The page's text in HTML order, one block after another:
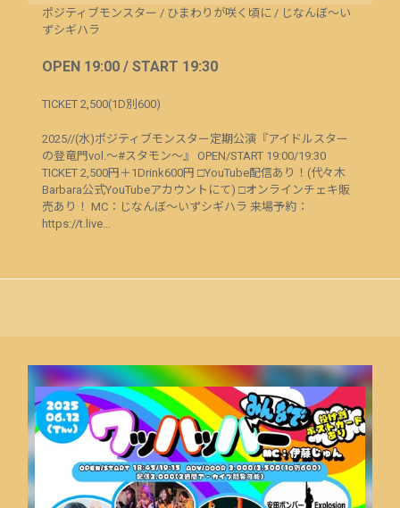
ポジティブモンスター / ひまわりが咲く頃に / じなんぼ～い
ずシギハラ
OPEN 19:00 / START 19:30
TICKET 2,500(1D別600)
2025//(水)ポジティブモンスター定期公演『アイドルスター
の登竜門vol.～#スタモン～』 OPEN/START 19:00/19:30
TICKET 2,500円＋1Drink600円 □YouTube配信あり！(代々木
Barbara公式YouTubeアカウントにて) □オンラインチェキ販
売あり！ MC：じなんぼ～いずシギハラ 来場予約：
https://t.live...